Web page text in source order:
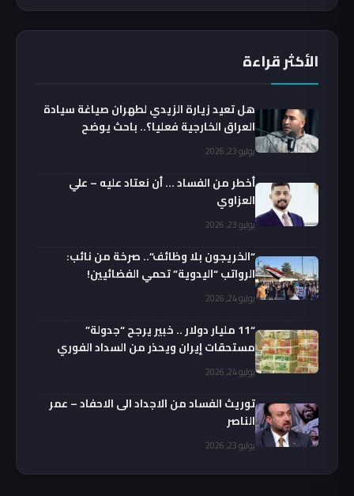
الأكثر قراءة
هل تعيد زيارة الزيدي لطهران صياغة سيادة
العراق الخارجية فعليا؟.. باحث يوضح
يوليو 23, 2026
أخطر من الفساد … أن نعتاد عليه – علي
العزاوي
يوليو 23, 2026
“الخريجون بلا وظائف”.. صرخة من نائب:
الرواتب “اليدوية” تحمي الفضائيين!
يوليو 24, 2026
“11 مليار دولار .. خبير يرجح “جدولة”
مستحقات إيران ويحذر من السداد الفوري
يوليو 24, 2026
توريث الفساد من الاجداد الى الاحفاد – عمر
الناصر
يوليو 23, 2026